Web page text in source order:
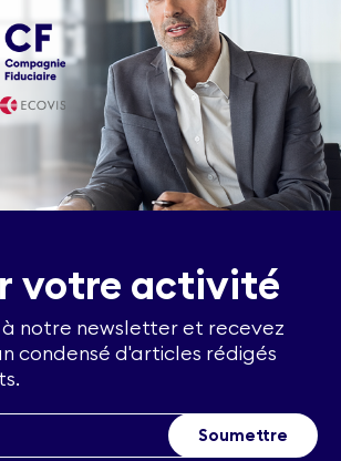
votre activité
à notre newsletter et recevez
condensé d'articles rédigés